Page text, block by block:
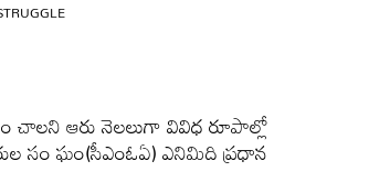
చాలని ఆరు నెలలుగా వివిధ రూపాల్లో
సం ఘం(సీఎంఓఏ) ఎనిమిది ప్రధాన